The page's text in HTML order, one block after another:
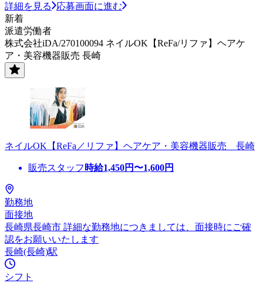
詳細を見る
応募画面に進む
新着
派遣労働者
株式会社iDA/270100094 ネイルOK【ReFa/リファ】ヘアケ
ア・美容機器販売 長崎
ネイルOK【ReFa／リファ】ヘアケア・美容機器販売 長崎
販売スタッフ 時給1,450円〜1,600円
勤務地
面接地
長崎県長崎市 詳細な勤務地につきましては、面接時にご確
認をお願いいたします
長崎(長崎)駅
シフト